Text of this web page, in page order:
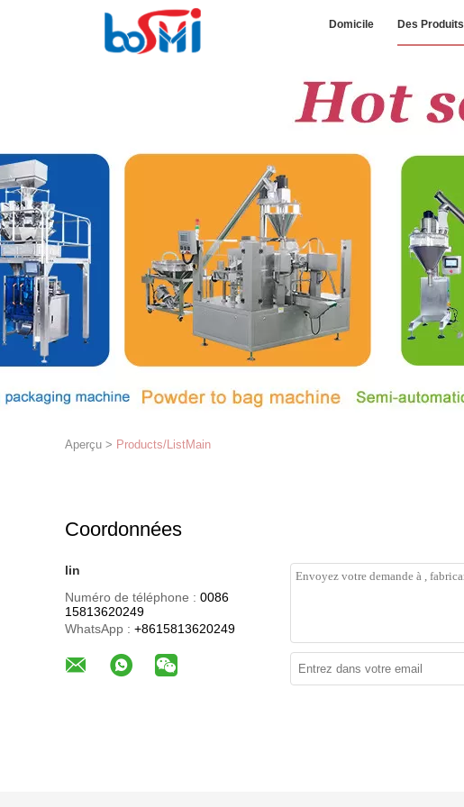
Domicile Des Produits
Aperçu > Products/ListMain
Coordonnées
lin
Numéro de téléphone : 0086
15813620249
WhatsApp : +8615813620249